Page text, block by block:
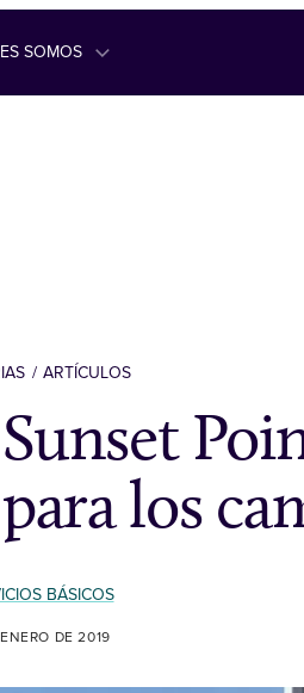
SOMOS
ARTÍCULOS
los
BÁSICOS
DE 2019